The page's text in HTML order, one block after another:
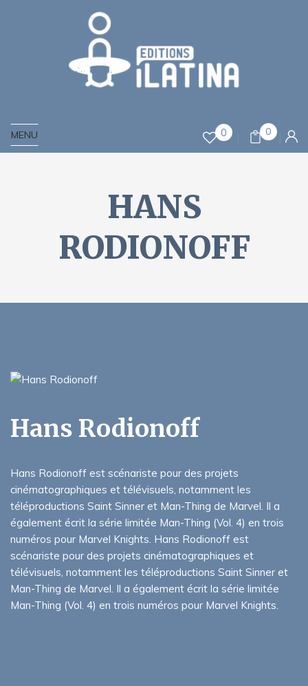
MENU 0 0
HANS
RODIONOFF
Hans Rodionoff
Hans Rodionoff est scénariste pour des projets
cinématographiques et télévisuels, notamment les
téléproductions Saint Sinner et Man-Thing de Marvel. Il a
également écrit la série limitée Man-Thing (Vol. 4) en trois
numéros pour Marvel Knights. Hans Rodionoff est
scénariste pour des projets cinématographiques et
télévisuels, notamment les téléproductions Saint Sinner et
Man-Thing de Marvel. Il a également écrit la série limitée
Man-Thing (Vol. 4) en trois numéros pour Marvel Knights.